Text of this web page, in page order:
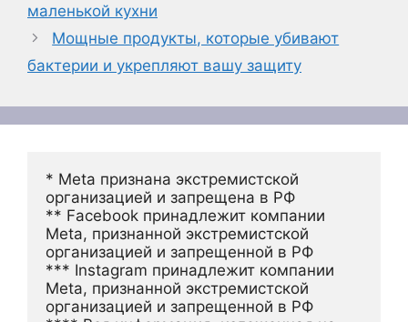
маленькой кухни
Мощные продукты, которые убивают
бактерии и укрепляют вашу защиту
* Meta признана экстремистской
организацией и запрещена в РФ
** Facebook принадлежит компании
Meta, признанной экстремистской
организацией и запрещенной в РФ
*** Instagram принадлежит компании
Meta, признанной экстремистской
организацией и запрещенной в РФ